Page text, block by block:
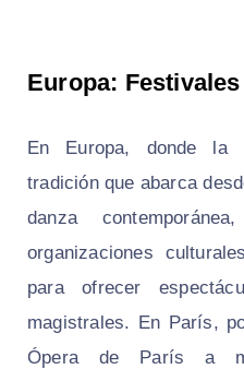
Europa:
En Europa, donde la
tradición que abarca
danza
organizaciones
para ofrecer
magistrales. En París,
Ópera de París a